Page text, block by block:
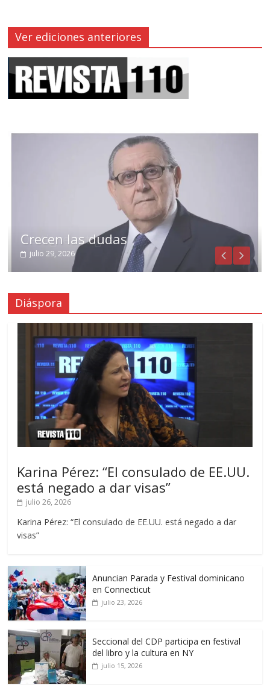
Ver ediciones anteriores
Crecen las dudas
julio 29, 2026
Diáspora
Karina Pérez: “El consulado de EE.UU.
está negado a dar visas”
julio 26, 2026
Karina Pérez: “El consulado de EE.UU. está negado a dar
visas”
Anuncian Parada y Festival dominicano
en Connecticut
julio 23, 2026
Seccional del CDP participa en festival
del libro y la cultura en NY
julio 15, 2026